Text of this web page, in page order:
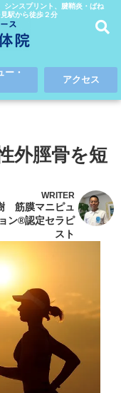
シンスプリント、腱鞘炎・ばね
駅から徒歩２分
ー・
アクセス
外脛骨を短
WRITER
筋膜マニピュ
ン®認定セラピ
スト